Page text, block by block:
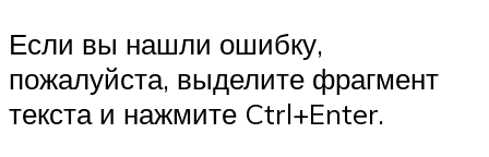
Если вы нашли ошибку,
пожалуйста, выделите фрагмент
текста и нажмите Ctrl+Enter.